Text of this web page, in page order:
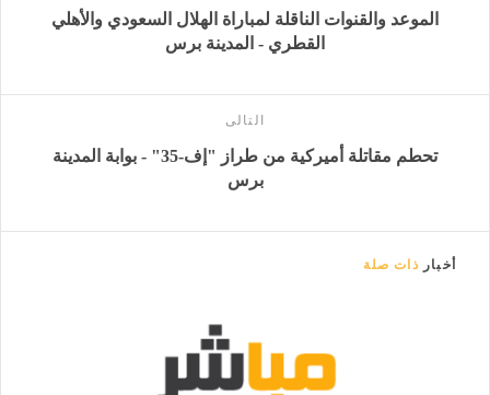
الموعد والقنوات الناقلة لمباراة الهلال السعودي والأهلي
القطري - المدينة برس
التالى
تحطم مقاتلة أميركية من طراز "إف-35" - بوابة المدينة
برس
أخبار ذات صلة